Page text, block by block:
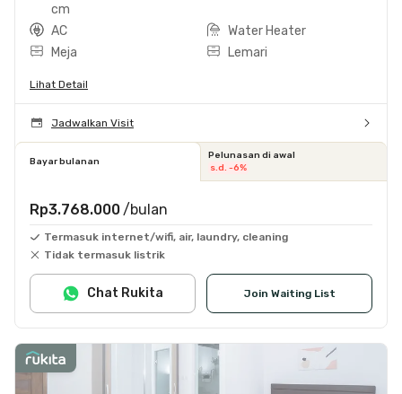
cm
AC
Water Heater
Meja
Lemari
Lihat Detail
Jadwalkan Visit
Bayar bulanan
Pelunasan di awal
s.d. -6%
Rp3.768.000 /bulan
Termasuk internet/wifi, air, laundry, cleaning
Tidak termasuk listrik
Join Waiting List
Chat Rukita